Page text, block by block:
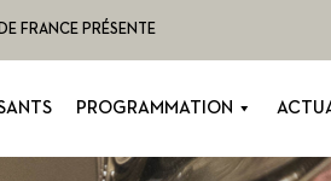
FRANCE PRÉSENTE
PROGRAMMATION